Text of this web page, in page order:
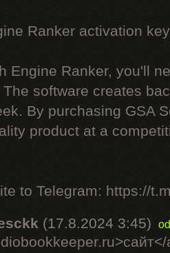
Ranker activation key
Engine Ranker, you'll
software creates
By purchasing GSA
product at a
to Telegram: https://
(17.8.2024 3:45)